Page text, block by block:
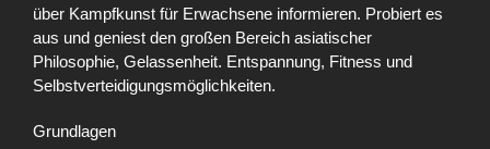
über Kampfkunst für Erwachsene informieren. Probiert es
aus und geniest den großen Bereich asiatischer
Philosophie, Gelassenheit. Entspannung, Fitness und
Selbstverteidigungsmöglichkeiten.
Grundlagen